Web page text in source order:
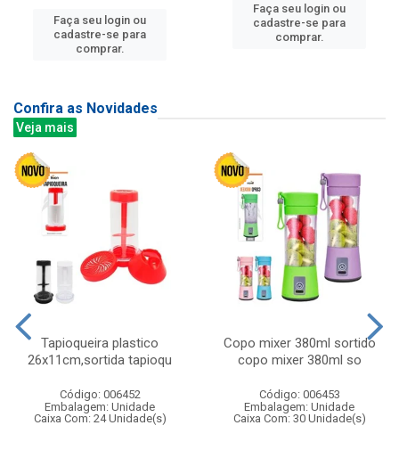
Faça seu login ou
cadastre-se para
comprar.
Faça seu login ou
cadastre-se para
comprar.
Confira as Novidades
Veja mais
Tapioqueira plastico
26x11cm,sortida tapioqu
Código: 006452
Embalagem: Unidade
Caixa Com: 24 Unidade(s)
Copo mixer 380ml sortido
copo mixer 380ml so
Código: 006453
Embalagem: Unidade
Caixa Com: 30 Unidade(s)